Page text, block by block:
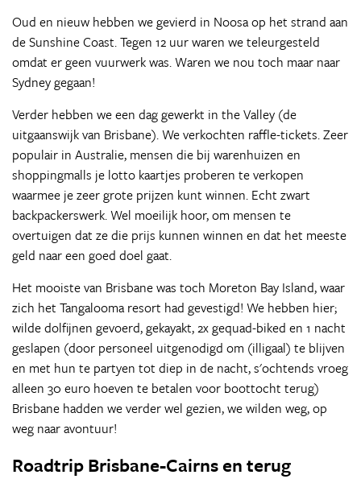
Oud en nieuw hebben we gevierd in Noosa op het strand aan
de Sunshine Coast. Tegen 12 uur waren we teleurgesteld
omdat er geen vuurwerk was. Waren we nou toch maar naar
Sydney gegaan!
Verder hebben we een dag gewerkt in the Valley (de
uitgaanswijk van Brisbane). We verkochten raffle-tickets. Zeer
populair in Australie, mensen die bij warenhuizen en
shoppingmalls je lotto kaartjes proberen te verkopen
waarmee je zeer grote prijzen kunt winnen. Echt zwart
backpackerswerk. Wel moeilijk hoor, om mensen te
overtuigen dat ze die prijs kunnen winnen en dat het meeste
geld naar een goed doel gaat.
Het mooiste van Brisbane was toch Moreton Bay Island, waar
zich het Tangalooma resort had gevestigd! We hebben hier;
wilde dolfijnen gevoerd, gekayakt, 2x gequad-biked en 1 nacht
geslapen (door personeel uitgenodigd om (illigaal) te blijven
en met hun te partyen tot diep in de nacht, s'ochtends vroeg
alleen 30 euro hoeven te betalen voor boottocht terug)
Brisbane hadden we verder wel gezien, we wilden weg, op
weg naar avontuur!
Roadtrip Brisbane-Cairns en terug